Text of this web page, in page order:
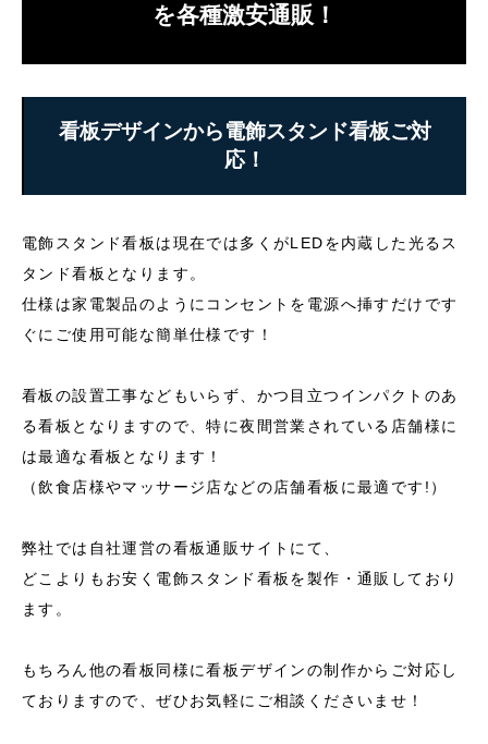
を各種激安通販！
看板デザインから電飾スタンド看板ご対
応！
電飾スタンド看板は現在では多くがLEDを内蔵した光るス
タンド看板となります。
仕様は家電製品のようにコンセントを電源へ挿すだけです
ぐにご使用可能な簡単仕様です！
看板の設置工事などもいらず、かつ目立つインパクトのあ
る看板となりますので、特に夜間営業されている店舗様に
は最適な看板となります！
（飲食店様やマッサージ店などの店舗看板に最適です!）
弊社では自社運営の看板通販サイトにて、
どこよりもお安く電飾スタンド看板を製作・通販しており
ます。
もちろん他の看板同様に看板デザインの制作からご対応し
ておりますので、ぜひお気軽にご相談くださいませ！